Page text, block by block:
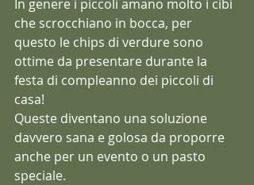
In genere i piccoli amano molto i cibi
che scrocchiano in bocca, per
questo le chips di verdure sono
ottime da presentare durante la
festa di compleanno dei piccoli di
casa!
Queste diventano una soluzione
davvero sana e golosa da proporre
anche per un evento o un pasto
speciale.